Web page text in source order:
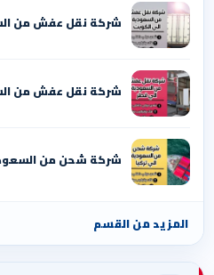
شركة نقل عفش من
شركة نقل عفش من
شركة شحن من
المزيد من القسم